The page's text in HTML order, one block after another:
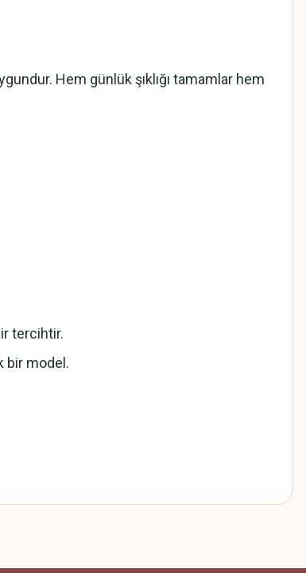
Hem günlük şıklığı tamamlar hem
tercihtir.
bir model.